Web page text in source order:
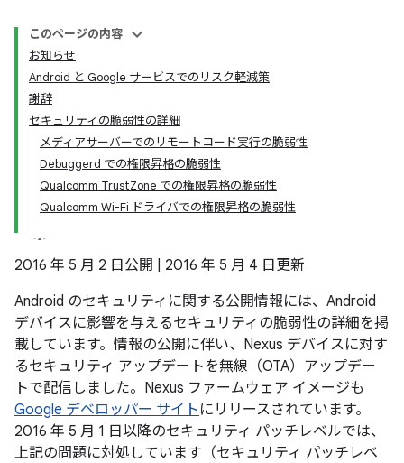
このページの内容
お知らせ
Android と Google サービスでのリスク軽減策
謝辞
セキュリティの脆弱性の詳細
メディアサーバーでのリモートコード実行の脆弱性
Debuggerd での権限昇格の脆弱性
Qualcomm TrustZone での権限昇格の脆弱性
Qualcomm Wi-Fi ドライバでの権限昇格の脆弱性
2016 年 5 月 2 日公開 | 2016 年 5 月 4 日更新
Android のセキュリティに関する公開情報には、Android
デバイスに影響を与えるセキュリティの脆弱性の詳細を掲
載しています。情報の公開に伴い、Nexus デバイスに対す
るセキュリティ アップデートを無線（OTA）アップデー
トで配信しました。Nexus ファームウェア イメージも
Google デベロッパー サイト にリリースされています。
2016 年 5 月 1 日以降のセキュリティ パッチレベルでは、
上記の問題に対処しています（セキュリティ パッチレベ